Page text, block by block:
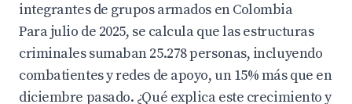
integrantes de grupos armados en Colombia
Para julio de 2025, se calcula que las estructuras
criminales sumaban 25.278 personas, incluyendo
combatientes y redes de apoyo, un 15% más que en
diciembre pasado. ¿Qué explica este crecimiento y